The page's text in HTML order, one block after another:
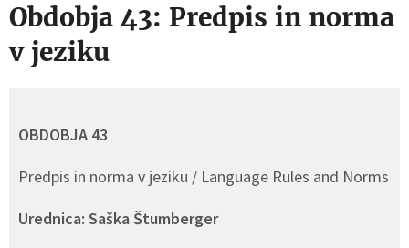
Obdobja 43: Predpis in norma
v jeziku
OBDOBJA 43
Predpis in norma v jeziku / Language Rules and Norms
Urednica: Saška Štumberger